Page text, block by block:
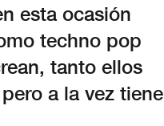
esta ocasión
techno pop
tanto ellos
a la vez tiene